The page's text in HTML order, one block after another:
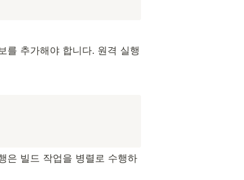
를 추가해야 합니다. 원격 실행
은 빌드 작업을 병렬로 수행하